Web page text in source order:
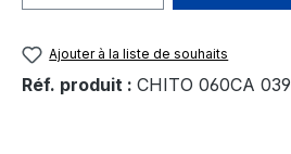
Ajouter à la liste de souhaits
Réf. produit : CHITO 060CA 039